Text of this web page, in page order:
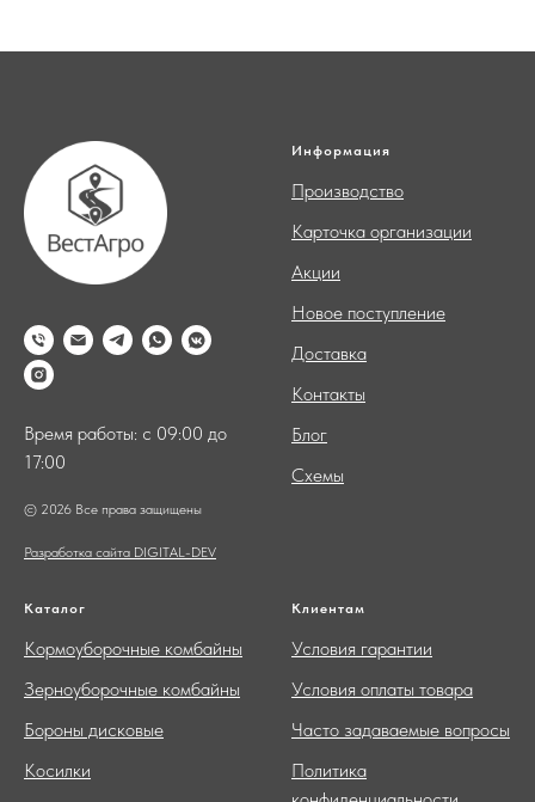
Время работы: с 09:00 до
17:00
© 2026 Все права защищены
Разработка сайта DIGITAL-DEV
Информация
Производство
Карточка организации
Акции
Новое поступление
Доставка
Контакты
Блог
Схемы
Каталог
Кормоуборочные комбайны
Зерноуборочные комбайны
Бороны дисковые
Косилки
Клиентам
Условия гарантии
Условия оплаты товара
Часто задаваемые вопросы
Политика